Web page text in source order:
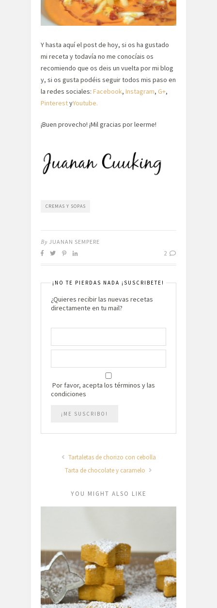
Y hasta aquí el post de hoy, si os ha gustado
mi receta y todavía no me conocíais os
recomiendo que os deis un vuelta por mi blog
y, si os gusta podéis seguir todos mis paso en
la redes sociales: Facebook, Instagram, G+,
PinterestyYoutube.
¡Buen provecho! ¡Mil gracias por leerme!
CREMAS Y SOPAS
By JUANAN SEMPERE
2
¡NO TE PIERDAS NADA ¡SUSCRIBETE!
¿Quieres recibir las nuevas recetas
directamente en tu mail?
Por favor, acepta los términos y las
condiciones
Tartaletas de chorizo con cebolla
Tarta de chocolate y caramelo
YOU MIGHT ALSO LIKE